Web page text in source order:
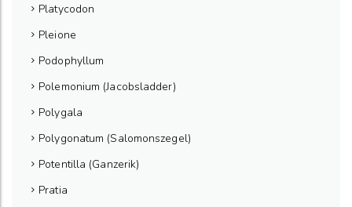
Platycodon
Pleione
Podophyllum
Polemonium (Jacobsladder)
Polygala
Polygonatum (Salomonszegel)
Potentilla (Ganzerik)
Pratia